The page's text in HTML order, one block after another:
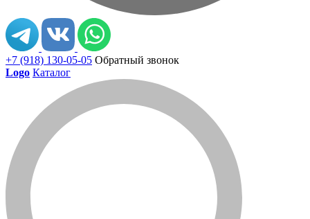
+7 (918) 130-05-05 Обратный звонок
Logo Каталог